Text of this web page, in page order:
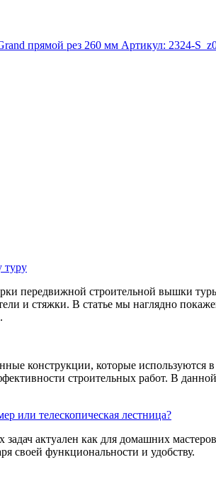
прямой рез 260 мм Артикул: 2324-
туру
передвижной строительной вышки
и стяжки. В статье мы наглядно
конструкции, которые
строительных работ. В
или телескопическая лестница?
актуален как для домашних
своей функциональности и удобству.